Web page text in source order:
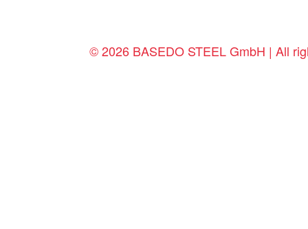
© 2026 BASEDO STEEL GmbH | All